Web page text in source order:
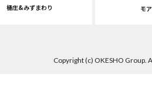
桶庄&みずまわり モ
Copyright (c) OKESHO Group.